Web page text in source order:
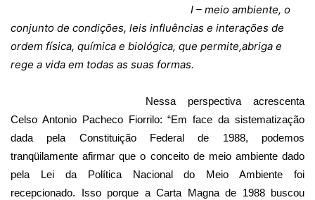
I – meio ambiente, o
conjunto de condições, leis influências e interações de
ordem física, química e biológica, que permite,abriga e
rege a vida em todas as suas formas.
Nessa perspectiva acrescenta
Celso Antonio Pacheco Fiorrilo: “Em face da sistematização
dada pela Constituição Federal de 1988, podemos
tranqüilamente afirmar que o conceito de meio ambiente dado
pela Lei da Política Nacional do Meio Ambiente foi
recepcionado. Isso porque a Carta Magna de 1988 buscou